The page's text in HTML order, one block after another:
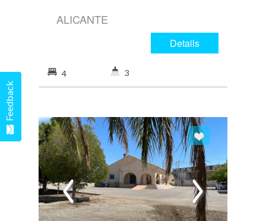
ALICANTE
Details
4 3
Feedback